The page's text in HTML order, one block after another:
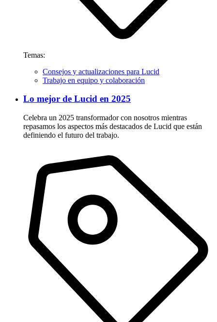
Temas:
Consejos y actualizaciones para Lucid
Trabajo en equipo y colaboración
Lo mejor de Lucid en 2025
Celebra un 2025 transformador con nosotros mientras
repasamos los aspectos más destacados de Lucid que están
definiendo el futuro del trabajo.